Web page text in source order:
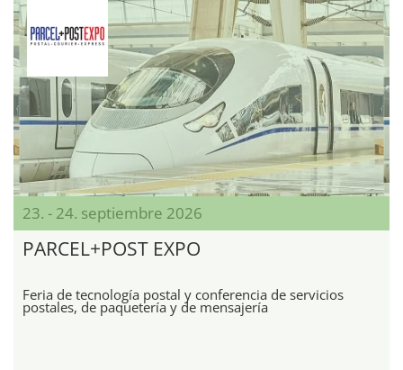
23. - 24. septiembre 2026
PARCEL+POST EXPO
Feria de tecnología postal y conferencia de servicios
postales, de paquetería y de mensajería